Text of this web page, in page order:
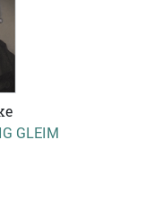
GLEIM